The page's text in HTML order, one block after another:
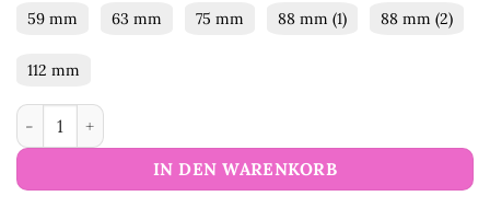
59 mm
63 mm 75 mm 88 mm (1) 88 mm (2)
112 mm
Amigurumi-Schnurrbärte Menge
IN DEN WARENKORB